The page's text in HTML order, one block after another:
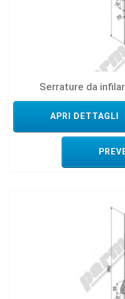
Serrature da
APRI DETTAGLI